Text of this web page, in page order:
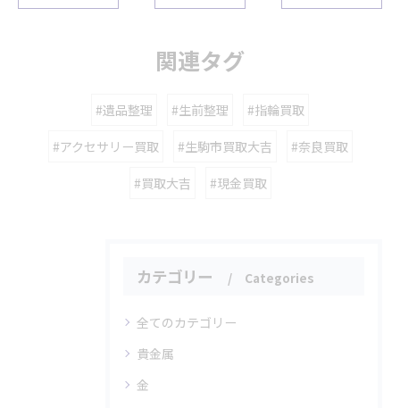
関連タグ
#遺品整理 #生前整理 #指輪買取
#アクセサリー買取 #生駒市買取大吉 #奈良買取
#買取大吉 #現金買取
カテゴリー Categories
全てのカテゴリー
貴金属
金